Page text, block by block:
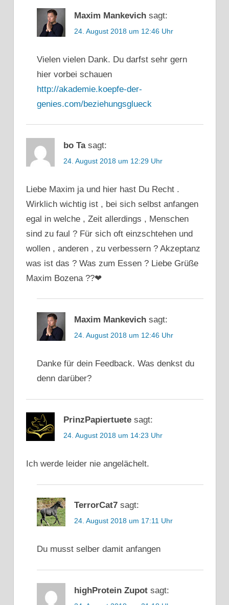
MANKEVICH
MOTIVATION
PARTNER
PARTNERSCHAFT
PERSÖNLICHKEITSENTWICKLUNG
POSITIVE
PSYCHOLOGIE
RATGEBER
UNGLÜCKLICH
WOHLBEFINDEN
ZUFRIEDENHEIT
Maxim Mankevich sagt:
24. August 2018 um 12:46 Uhr
Vielen vielen Dank. Du darfst sehr gern
hier vorbei schauen
http://akademie.koepfe-der-
genies.com/beziehungsglueck
bo Ta sagt:
24. August 2018 um 12:29 Uhr
Liebe Maxim ja und hier hast Du Recht .
Wirklich wichtig ist , bei sich selbst anfangen
egal in welche , Zeit allerdings , Menschen
sind zu faul ? Für sich oft einzschtehen und
wollen , anderen , zu verbessern ? Akzeptanz
was ist das ? Was zum Essen ? Liebe Grüße
Maxim Bozena ??❤
Maxim Mankevich sagt:
24. August 2018 um 12:46 Uhr
Danke für dein Feedback. Was denkst du
denn darüber?
PrinzPapiertuete sagt:
24. August 2018 um 14:23 Uhr
Ich werde leider nie angelächelt.
TerrorCat7 sagt:
24. August 2018 um 17:11 Uhr
Du musst selber damit anfangen
highProtein Zupot sagt: